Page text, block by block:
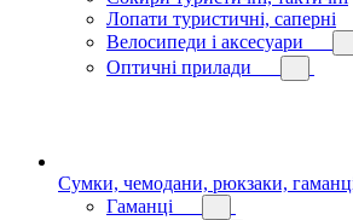
Лопати туристичні, саперні
Велосипеди і аксесуари
Оптичні прилади
Сумки, чемодани, рюкзаки,
Гаманці